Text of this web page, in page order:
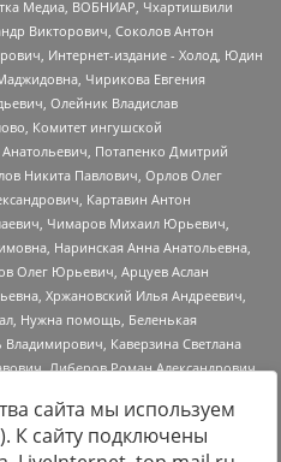
сайта мы используем
). К сайту подключены